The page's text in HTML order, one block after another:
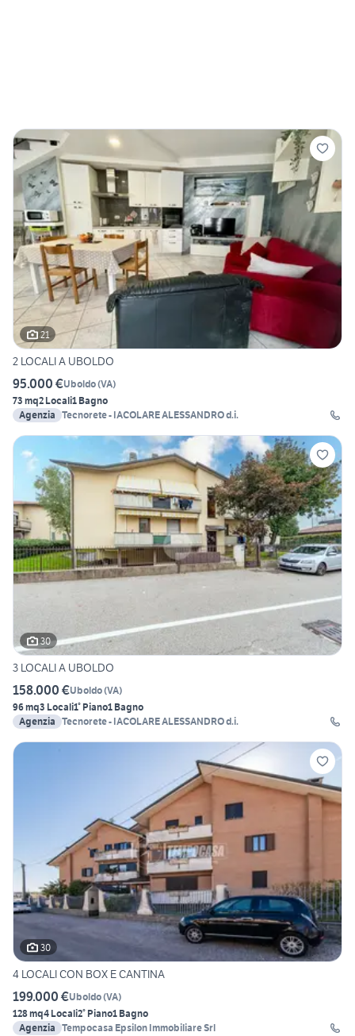
21
2 LOCALI A UBOLDO
95.000 €Uboldo(VA)
73 mq2 Locali1 Bagno
Agenzia Tecnorete - IACOLARE ALESSANDRO d.i.
30
3 LOCALI A UBOLDO
158.000 €Uboldo(VA)
96 mq3 Locali1° Piano1 Bagno
Agenzia Tecnorete - IACOLARE ALESSANDRO d.i.
30
4 LOCALI CON BOX E CANTINA
199.000 €Uboldo(VA)
128 mq4 Locali2° Piano1 Bagno
Agenzia Tempocasa Epsilon Immobiliare Srl